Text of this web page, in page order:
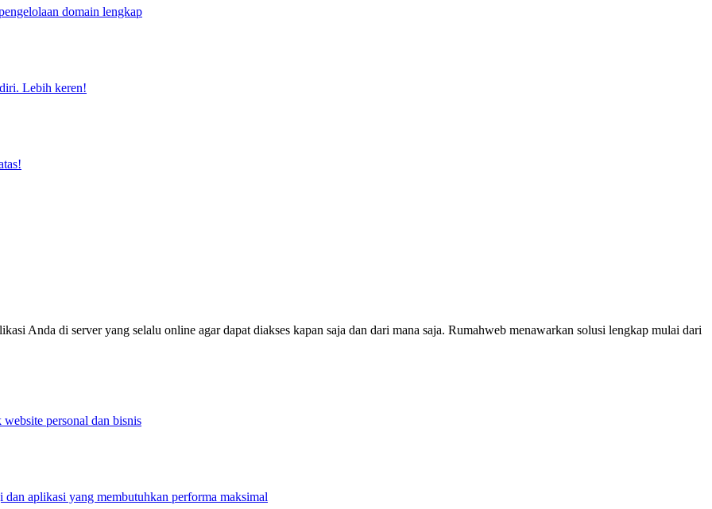
domain lengkap
Lebih keren!
Anda di server yang selalu online agar dapat diakses kapan saja dan dari mana saja. Rumahweb menawarkan solusi lengkap mulai dari
personal dan bisnis
aplikasi yang membutuhkan performa maksimal